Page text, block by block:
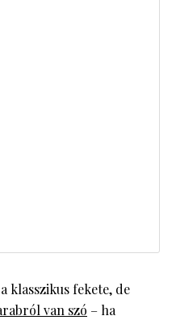
klasszikus fekete, de
van szó – ha